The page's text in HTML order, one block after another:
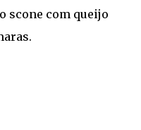
scone com queijo